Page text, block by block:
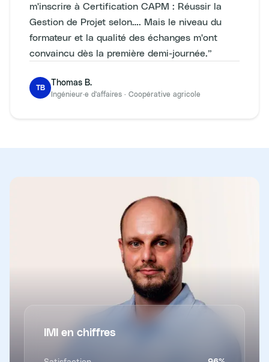
m'inscrire à Certification CAPM : Réussir la
Gestion de Projet selon…. Mais le niveau du
formateur et la qualité des échanges m'ont
convaincu dès la première demi-journée.”
TB
Thomas B.
Ingénieur·e d'affaires · Coopérative agricole
IMI en chiffres